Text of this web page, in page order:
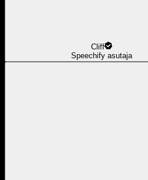
Cliff
Speechify asutaja